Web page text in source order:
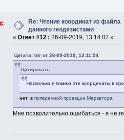
Re: Чтение координат из файла
данного геодезистами
« Ответ #12 : 26-09-2019, 13:14:07 »
Цитата: trir от 26-09-2019, 13:11:54
Цитировать
Насколько я помню эти координаты в
нет, в поперечной проекции Меркатора
Мне позволительно ошибаться - я не